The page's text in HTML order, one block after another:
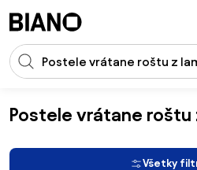
Vstup pre vyhľadávanie
Postele vrátane roštu
Nábytok Postele Postele vrátane
Všetky